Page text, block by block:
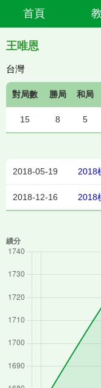
首頁
王唯恩
台灣
對局數 勝局 和局
15 8 5
2018-05-19 2018
2018-12-16 2018